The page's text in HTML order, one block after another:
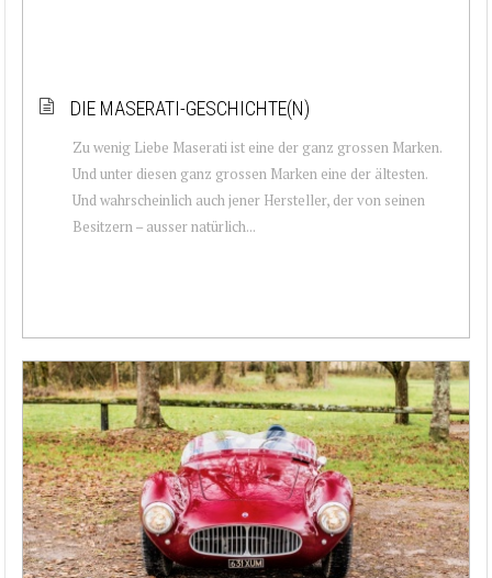
DIE MASERATI-GESCHICHTE(N)
Zu wenig Liebe Maserati ist eine der ganz grossen Marken.
Und unter diesen ganz grossen Marken eine der ältesten.
Und wahrscheinlich auch jener Hersteller, der von seinen
Besitzern – ausser natürlich...